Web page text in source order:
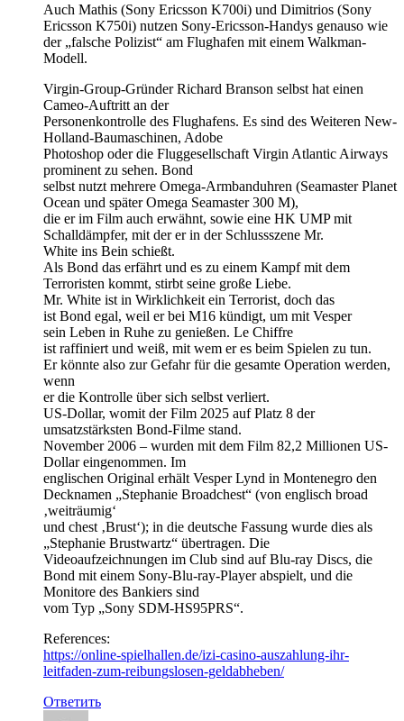
Auch Mathis (Sony Ericsson K700i) und Dimitrios (Sony
Ericsson K750i) nutzen Sony-Ericsson-Handys genauso wie
der „falsche Polizist“ am Flughafen mit einem Walkman-
Modell.
Virgin-Group-Gründer Richard Branson selbst hat einen
Cameo-Auftritt an der
Personenkontrolle des Flughafens. Es sind des Weiteren New-
Holland-Baumaschinen, Adobe
Photoshop oder die Fluggesellschaft Virgin Atlantic Airways
prominent zu sehen. Bond
selbst nutzt mehrere Omega-Armbanduhren (Seamaster Planet
Ocean und später Omega Seamaster 300 M),
die er im Film auch erwähnt, sowie eine HK UMP mit
Schalldämpfer, mit der er in der Schlussszene Mr.
White ins Bein schießt.
Als Bond das erfährt und es zu einem Kampf mit dem
Terroristen kommt, stirbt seine große Liebe.
Mr. White ist in Wirklichkeit ein Terrorist, doch das
ist Bond egal, weil er bei M16 kündigt, um mit Vesper
sein Leben in Ruhe zu genießen. Le Chiffre
ist raffiniert und weiß, mit wem er es beim Spielen zu tun.
Er könnte also zur Gefahr für die gesamte Operation werden,
wenn
er die Kontrolle über sich selbst verliert.
US-Dollar, womit der Film 2025 auf Platz 8 der
umsatzstärksten Bond-Filme stand.
November 2006 – wurden mit dem Film 82,2 Millionen US-
Dollar eingenommen. Im
englischen Original erhält Vesper Lynd in Montenegro den
Decknamen „Stephanie Broadchest“ (von englisch broad
‚weiträumig‘
und chest ‚Brust‘); in die deutsche Fassung wurde dies als
„Stephanie Brustwartz“ übertragen. Die
Videoaufzeichnungen im Club sind auf Blu-ray Discs, die
Bond mit einem Sony-Blu-ray-Player abspielt, und die
Monitore des Bankiers sind
vom Typ „Sony SDM-HS95PRS“.
References:
https://online-spielhallen.de/izi-casino-auszahlung-ihr-
leitfaden-zum-reibungslosen-geldabheben/
Ответить